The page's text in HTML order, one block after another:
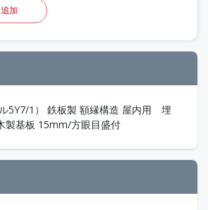
加
5Y7/1） 鉄板製 額縁構造 屋内用 埋
製基板 15mm/方眼目盛付